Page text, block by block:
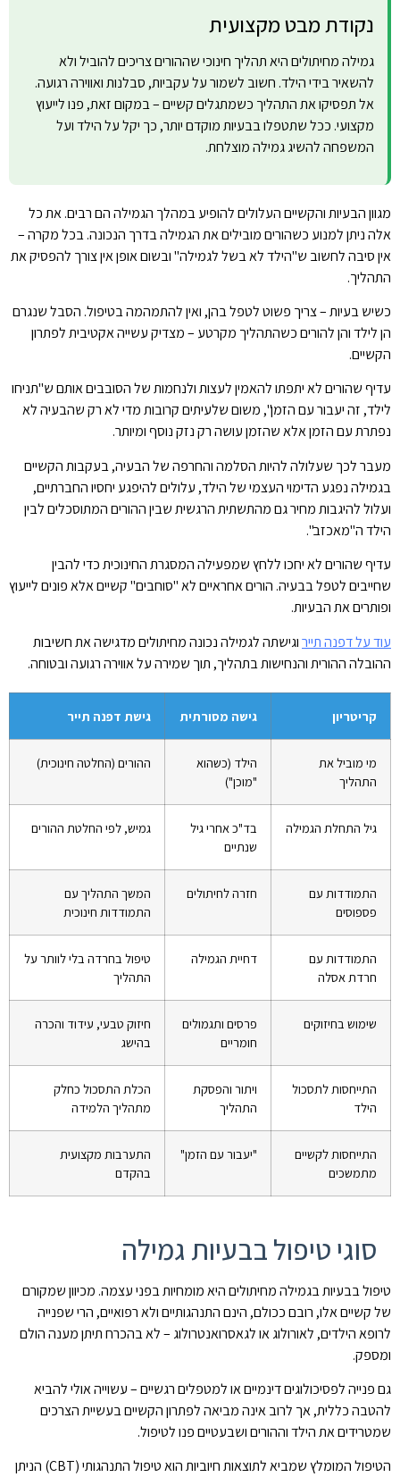
נקודת מבט מקצועית
גמילה מחיתולים היא תהליך חינוכי שההורים צריכים להוביל ולא
להשאיר בידי הילד. חשוב לשמור על עקביות, סבלנות ואווירה רגועה.
אל תפסיקו את התהליך כשמתגלים קשיים – במקום זאת, פנו לייעוץ
מקצועי. ככל שתטפלו בבעיות מוקדם יותר, כך יקל על הילד ועל
המשפחה להשיג גמילה מוצלחת.
מגוון הבעיות והקשיים העלולים להופיע במהלך הגמילה הם רבים. את כל
אלה ניתן למנוע כשהורים מובילים את הגמילה בדרך הנכונה. בכל מקרה –
אין סיבה לחשוב ש"הילד לא בשל לגמילה" ובשום אופן אין צורך להפסיק את
התהליך.
כשיש בעיות – צריך פשוט לטפל בהן, ואין להתמהמה בטיפול. הסבל שנגרם
הן לילד והן להורים כשהתהליך מקרטע – מצדיק עשייה אקטיבית לפתרון
הקשיים.
עדיף שהורים לא יתפתו להאמין לעצות ולנחמות של הסובבים אותם ש"תניחו
לילד, זה יעבור עם הזמן", משום שלעיתים קרובות מדי לא רק שהבעיה לא
נפתרת עם הזמן אלא שהזמן עושה רק נזק נוסף ומיותר.
מעבר לכך שעלולה להיות הסלמה והחרפה של הבעיה, בעקבות הקשיים
בגמילה נפגע הדימוי העצמי של הילד, עלולים להיפגע יחסיו החברתיים,
ועלול להיגבות מחיר גם מהתשתית הרגשית שבין ההורים המתוסכלים לבין
הילד ה"מאכזב".
עדיף שהורים לא יחכו ללחץ שמפעילה המסגרת החינוכית כדי להבין
שחייבים לטפל בבעיה. הורים אחראיים לא "סוחבים" קשיים אלא פונים לייעוץ
ופותרים את הבעיות.
עוד על דפנה תיירוגישתה לגמילה נכונה מחיתולים מדגישה את חשיבות
ההובלה ההורית והנחישות בתהליך, תוך שמירה על אווירה רגועה ובטוחה.
קריטריון גישה מסורתית גישת דפנה תייר
מי מוביל את
התהליך
הילד (כשהוא
"מוכן")
ההורים (החלטה חינוכית)
גיל התחלת הגמילה
בד"כ אחרי גיל
שנתיים
גמיש, לפי החלטת ההורים
התמודדות עם
פספוסים
חזרה לחיתולים
המשך התהליך עם
התמודדות חינוכית
התמודדות עם
חרדת אסלה
דחיית הגמילה
טיפול בחרדה בלי לוותר על
התהליך
שימוש בחיזוקים
פרסים ותגמולים
חומריים
חיזוק טבעי, עידוד והכרה
בהישג
התייחסות לתסכול
הילד
ויתור והפסקת
התהליך
הכלת התסכול כחלק
מתהליך הלמידה
התייחסות לקשיים
מתמשכים
"יעבור עם הזמן"
התערבות מקצועית
בהקדם
סוגי טיפול בבעיות גמילה
טיפול בבעיות בגמילה מחיתולים היא מומחיות בפני עצמה. מכיוון שמקורם
של קשיים אלו, רובם ככולם, הינם התנהגותיים ולא רפואיים, הרי שפנייה
לרופא הילדים, לאורולוג או לגאסרואנטרולוג – לא בהכרח תיתן מענה הולם
ומספק.
גם פנייה לפסיכולוגים דינמיים או למטפלים רגשיים – עשוייה אולי להביא
להטבה כללית, אך לרוב אינה מביאה לפתרון הקשיים בעשיית הצרכים
שמטרידים את הילד וההורים ושבעטיים פנו לטיפול.
הטיפול המומלץ שמביא לתוצאות חיוביות הוא טיפול התנהגותי (CBT) הניתן